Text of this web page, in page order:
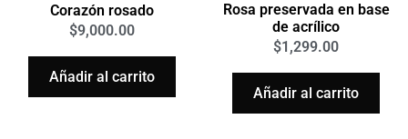
Corazón rosado
$9,000.00
Añadir al carrito
Rosa preservada en base
de acrílico
$1,299.00
Añadir al carrito